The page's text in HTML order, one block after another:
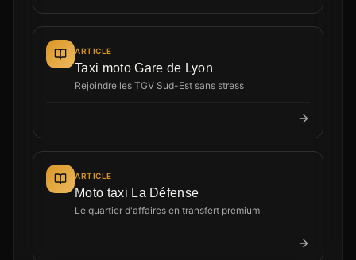
ARTICLE
Taxi moto Gare de Lyon
Rejoindre les TGV Sud-Est sans stress
ARTICLE
Moto taxi La Défense
Le quartier d'affaires en transfert premium